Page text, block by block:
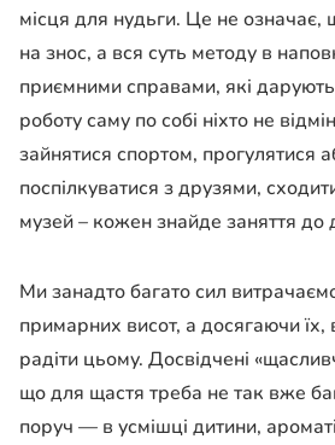
місця для нудьги. Це не
на знос, а вся суть методу в
приємними справами, які дарують
роботу саму по собі ніхто не
зайнятися спортом, прогулятися
поспілкуватися з друзями,
музей – кожен знайде заняття до
Ми занадто багато сил
примарних висот, а досягаючи
радіти цьому. Досвідчені
що для щастя треба не так вже
поруч — в усмішці дитини, ароматі